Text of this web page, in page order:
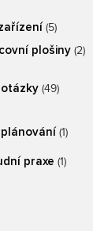
(5)
plošiny (2)
(49)
(1)
praxe (1)